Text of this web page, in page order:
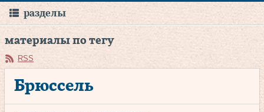
разделы
материалы по тегу
RSS
Брюссель